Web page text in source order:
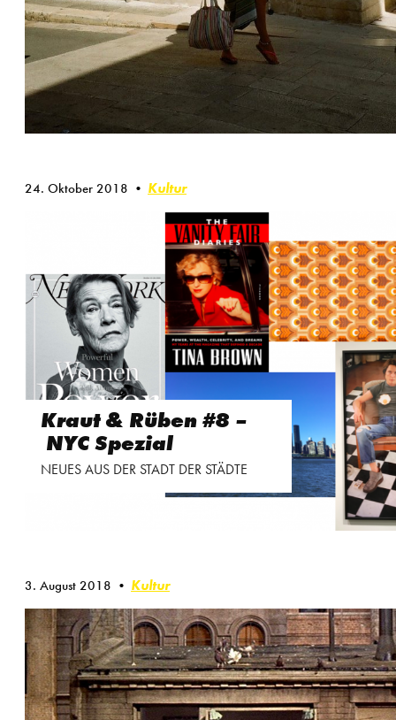
24. Oktober 2018 Kultur
Kraut & Rüben #8 –
NYC Spezial
NEUES AUS DER STADT DER STÄDTE
3. August 2018 Kultur